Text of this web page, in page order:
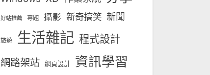
好站推薦 專題 攝影 新奇搞笑 新聞
旅遊 生活雜記 程式設計
網路架站 網頁設計 資訊學習